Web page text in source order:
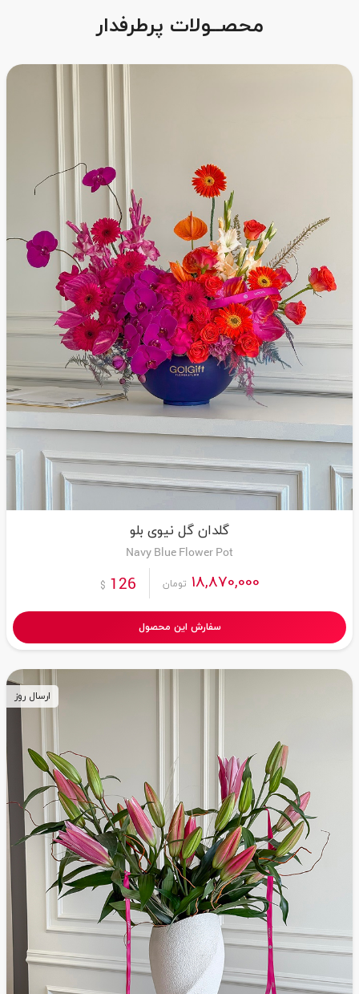
محصــولات پرطرفدار
گلدان گل نیوی بلو
Navy Blue Flower Pot
18,870,000 تومان 126
$
سفارش این محصول
ارسال روز